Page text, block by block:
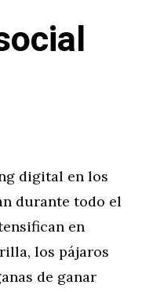
digital en los
durante todo el
en
los pájaros
de ganar